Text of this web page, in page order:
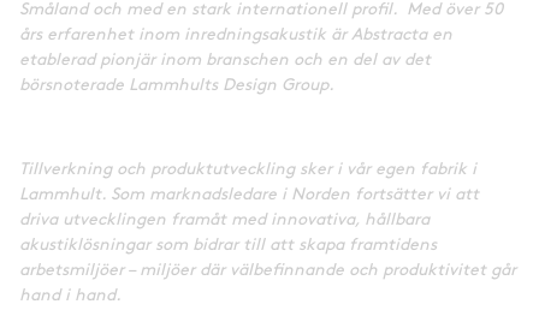
Småland och med en stark internationell profil. Med över 50
års erfarenhet inom inredningsakustik är Abstracta en
etablerad pionjär inom branschen och en del av det
börsnoterade Lammhults Design Group.
Tillverkning och produktutveckling sker i vår egen fabrik i
Lammhult. Som marknadsledare i Norden fortsätter vi att
driva utvecklingen framåt med innovativa, hållbara
akustiklösningar som bidrar till att skapa framtidens
arbetsmiljöer – miljöer där välbefinnande och produktivitet går
hand i hand.